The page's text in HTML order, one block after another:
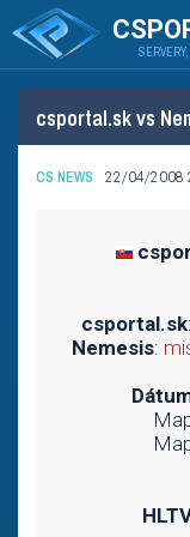
csportal.sk vs
CS NEWS 22/04/2008
csportal.sk:
Nemesis: